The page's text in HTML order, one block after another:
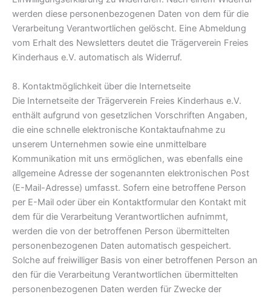
werden diese personenbezogenen Daten von dem für die
Verarbeitung Verantwortlichen gelöscht. Eine Abmeldung
vom Erhalt des Newsletters deutet die Trägerverein Freies
Kinderhaus e.V. automatisch als Widerruf.
8. Kontaktmöglichkeit über die Internetseite
Die Internetseite der Trägerverein Freies Kinderhaus e.V.
enthält aufgrund von gesetzlichen Vorschriften Angaben,
die eine schnelle elektronische Kontaktaufnahme zu
unserem Unternehmen sowie eine unmittelbare
Kommunikation mit uns ermöglichen, was ebenfalls eine
allgemeine Adresse der sogenannten elektronischen Post
(E-Mail-Adresse) umfasst. Sofern eine betroffene Person
per E-Mail oder über ein Kontaktformular den Kontakt mit
dem für die Verarbeitung Verantwortlichen aufnimmt,
werden die von der betroffenen Person übermittelten
personenbezogenen Daten automatisch gespeichert.
Solche auf freiwilliger Basis von einer betroffenen Person an
den für die Verarbeitung Verantwortlichen übermittelten
personenbezogenen Daten werden für Zwecke der